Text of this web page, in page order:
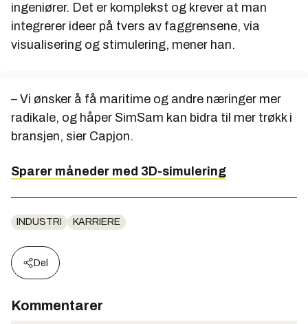
ingeniører. Det er komplekst og krever at man
integrerer ideer på tvers av faggrensene, via
visualisering og stimulering, mener han.
– Vi ønsker å få maritime og andre næringer mer
radikale, og håper SimSam kan bidra til mer trøkk i
bransjen, sier Capjon.
Sparer måneder med 3D-simulering
INDUSTRI KARRIERE
Del
Kommentarer